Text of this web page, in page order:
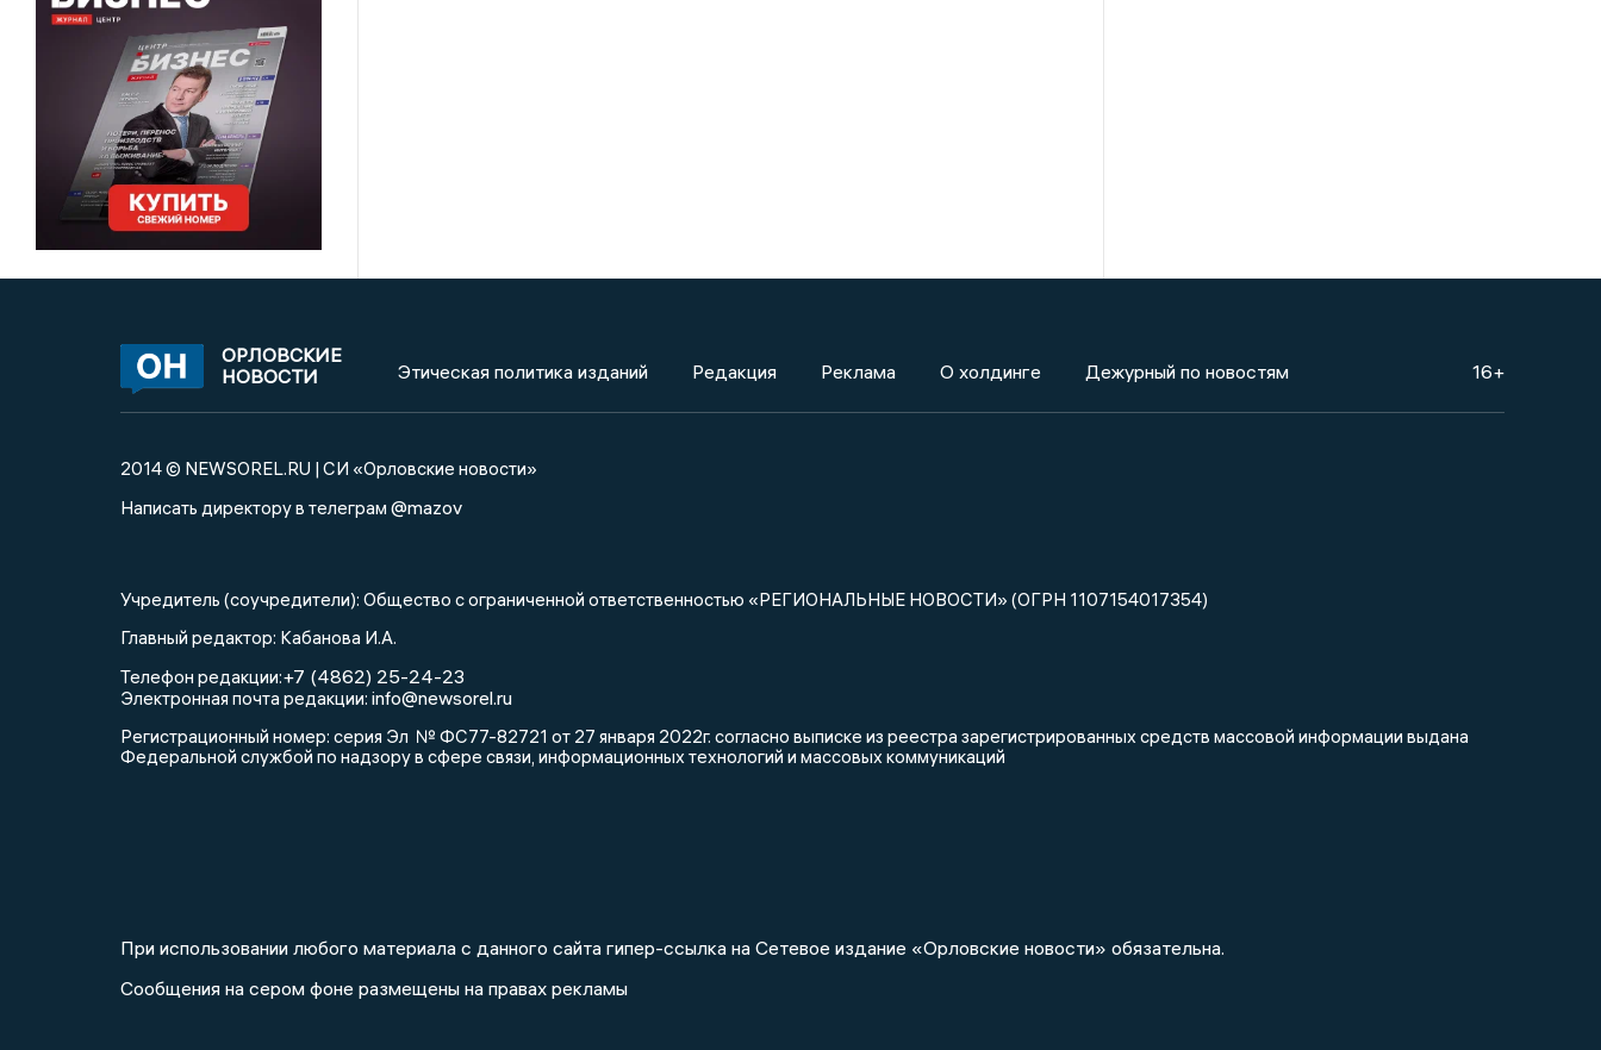
ОРЛОВСКИЕ
НОВОСТИ
Этическая политика изданий Редакция Реклама О холдинге Дежурный по новостям 16+
2014 © NEWSOREL.RU | СИ «Орловские новости»
Написать директору в телеграм @mazov
Учредитель (соучредители): Общество с ограниченной ответственностью «РЕГИОНАЛЬНЫЕ НОВОСТИ» (ОГРН 1107154017354)
Главный редактор: Кабанова И.А.
Телефон редакции:+7 (4862) 25-24-23
Электронная почта редакции: info@newsorel.ru
Регистрационный номер: серия Эл № ФС77-82721 от 27 января 2022г. согласно выписке из реестра зарегистрированных средств массовой информации выдана
Федеральной службой по надзору в сфере связи, информационных технологий и массовых коммуникаций
При использовании любого материала с данного сайта гипер-ссылка на Сетевое издание «Орловские новости» обязательна.
Сообщения на сером фоне размещены на правах рекламы